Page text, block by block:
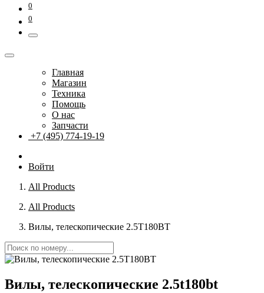
0
0
Главная
Магазин
Техника
Помощь
О нас
Запчасти
+7 (495) 774-19-19
Войти
All Products
All Products
Вилы, телескопические 2.5T180BT
Вилы, телескопические 2.5t180bt